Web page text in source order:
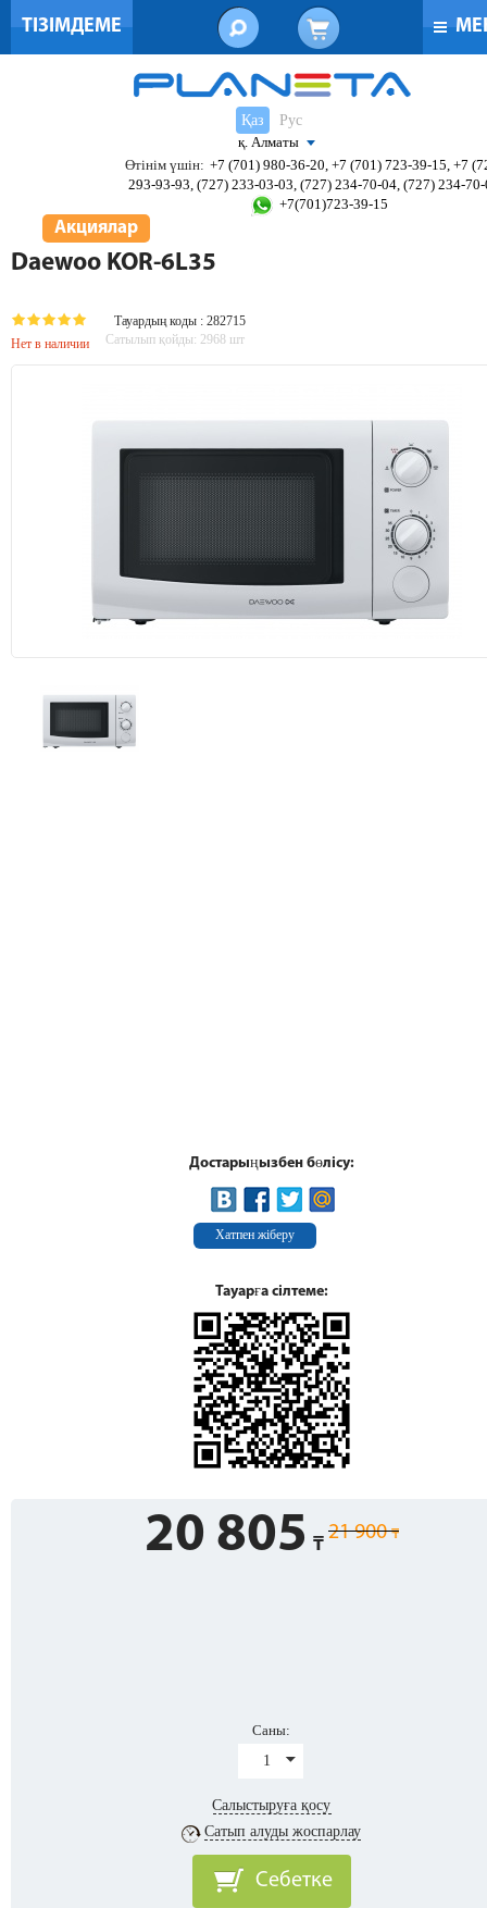
ТІЗІМДЕМЕ
Қаз
Рус
қ. Алматы
Өтінім үшін: +7 (701) 980-36-20, +7 (701) 723-39-15, +7
293-93-93, (727) 233-03-03, (727) 234-70-04, (727) 234-
+7(701)723-39-15
Акциялар
Daewoo KOR-6L35
Тауардың коды : 282715
Нет в наличии
Сатылып қойды: 2968 шт
Достарыңызбен бөлісу:
Хатпен жіберу
Тауарға сілтеме:
20 805 21 900
Саны:
1
Салыстыруға қосу
Сатып алуды жоспарлау
Себетке